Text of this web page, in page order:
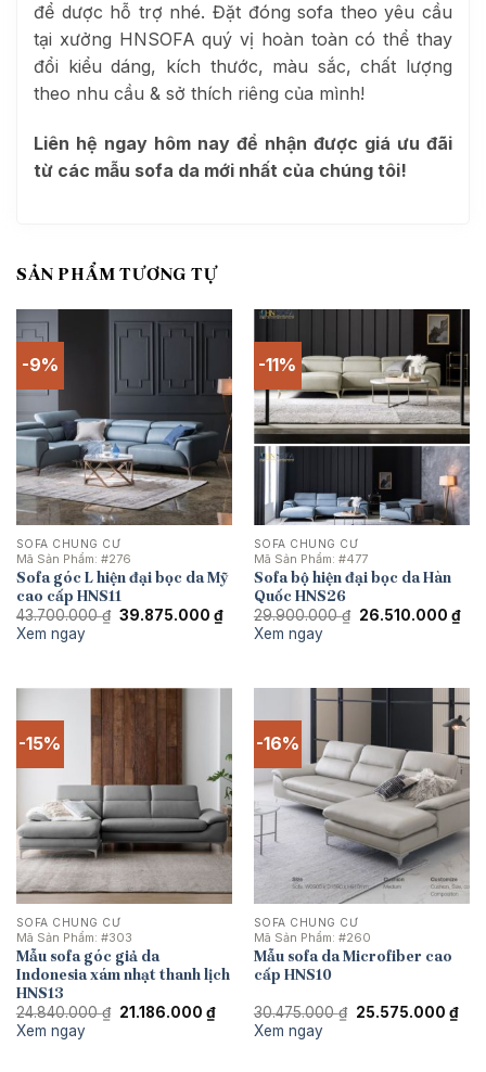
để dược hỗ trợ nhé. Đặt đóng sofa theo yêu cầu
tại xưởng HNSOFA quý vị hoàn toàn có thể thay
đổi kiểu dáng, kích thước, màu sắc, chất lượng
theo nhu cầu & sở thích riêng của mình!
Liên hệ ngay hôm nay để nhận được giá ưu đãi
từ các mẫu sofa da mới nhất của chúng tôi!
SẢN PHẨM TƯƠNG TỰ
-9%
SOFA CHUNG CƯ
Mã Sản Phẩm: #276
Sofa góc L hiện đại bọc da Mỹ
cao cấp HNS11
43.700.000₫ Giá
39.875.000 ₫Giá
hiện
Xem ngay
-11%
SOFA CHUNG CƯ
Mã Sản Phẩm: #477
Sofa bộ hiện đại bọc da Hàn
Quốc HNS26
29.900.000₫ Giá
26.510.000 ₫Giá
Xem ngay
-15%
SOFA CHUNG CƯ
Mã Sản Phẩm: #303
Mẫu sofa góc giả da
Indonesia xám nhạt thanh lịch
HNS13
24.840.000₫ Giá
21.186.000 ₫Giá
hiện
Xem ngay
-16%
SOFA CHUNG CƯ
Mã Sản Phẩm: #260
Mẫu sofa da Microfiber cao
cấp HNS10
30.475.000₫ Giá
25.575.000 ₫Giá
hiện
Xem ngay